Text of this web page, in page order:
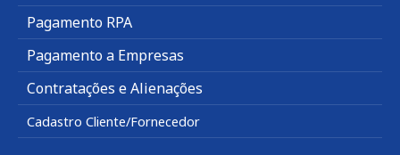
Pagamento RPA
Pagamento a Empresas
Contratações e Alienações
Cadastro Cliente/Fornecedor